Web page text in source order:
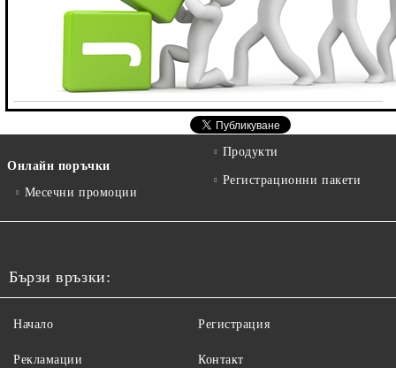
Онлайн поръчки
Месечни промоции
Продукти
Регистрационни пакети
Бързи връзки:
Начало
Рекламации
Регистрация
Контакт